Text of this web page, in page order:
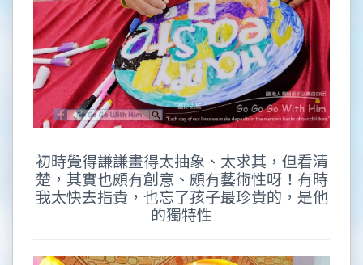
初時覺得謙謙畫得太抽象、太求其，但看清
楚，其實也頗有創意、頗有藝術性呀！有時
我太快去指責，也忘了孩子最珍貴的，是他
的獨特性